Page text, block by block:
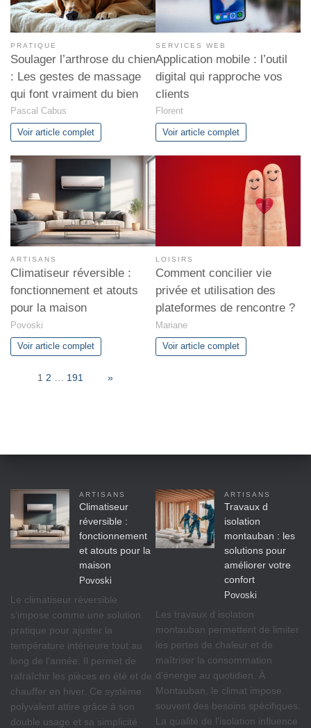
PRATIQUE
Soulager l’arthrose du chien
: Les gestes de massage
qui font vraiment du bien
Pascal Cabus
Voir article complet
SERVICES WEB
Application mobile : l’outil
digital qui rapproche vos
clients
Florent
Voir article complet
ARTISANS
Climatiseur réversible :
fonctionnement et atouts
pour la maison
Povoski
Voir article complet
LOISIRS
Comment concilier vie
privée et utilisation des
plateformes de rencontre ?
Mariane
Voir article complet
1 2 191 »
ARTISANS
Climatiseur
réversible :
fonctionnement
et atouts pour la
maison
Povoski
Le climatiseur réversible
s’impose comme une solution
pratique pour ajuster la
température intérieure tout au
long de l’année. Il permet de
rafraîchir les pièces en été et de
chauffer en hiver. Ce système
polyvalent attire grâce à son
double usage et sa simplicité
ARTISANS
Travaux d
isolation
montauban : les
solutions pour
améliorer votre
confort
Povoski
Les travaux d isolation
montauban permettent de limiter
les pertes de chaleur et de
maîtriser la consommation
d’énergie au quotidien. À
Montauban, le climat impose
souvent des besoins spécifiques.
La qualité de l’isolation influence